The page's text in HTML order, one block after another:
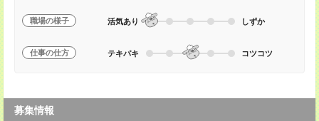
職場の様子 活気あり しずか
仕事の仕方 テキパキ コツコツ
募集情報